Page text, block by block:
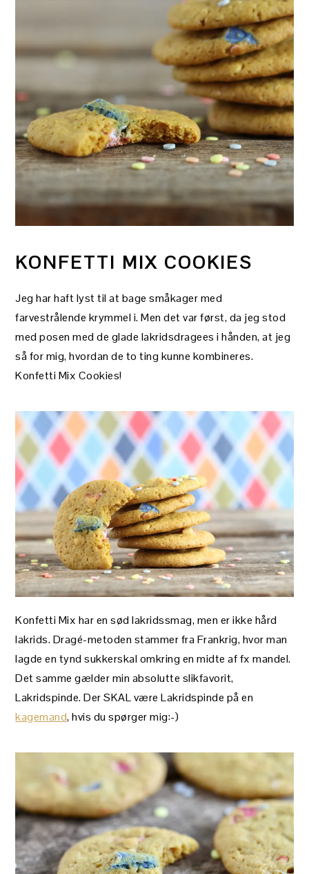
KONFETTI MIX COOKIES
Jeg har haft lyst til at bage småkager med
farvestrålende krymmel i. Men det var først, da jeg stod
med posen med de glade lakridsdragees i hånden, at jeg
så for mig, hvordan de to ting kunne kombineres.
Konfetti Mix Cookies!
Konfetti Mix har en sød lakridssmag, men er ikke hård
lakrids. Dragé-metoden stammer fra Frankrig, hvor man
lagde en tynd sukkerskal omkring en midte af fx mandel.
Det samme gælder min absolutte slikfavorit,
Lakridspinde. Der SKAL være Lakridspinde på en
kagemand, hvis du spørger mig:-)